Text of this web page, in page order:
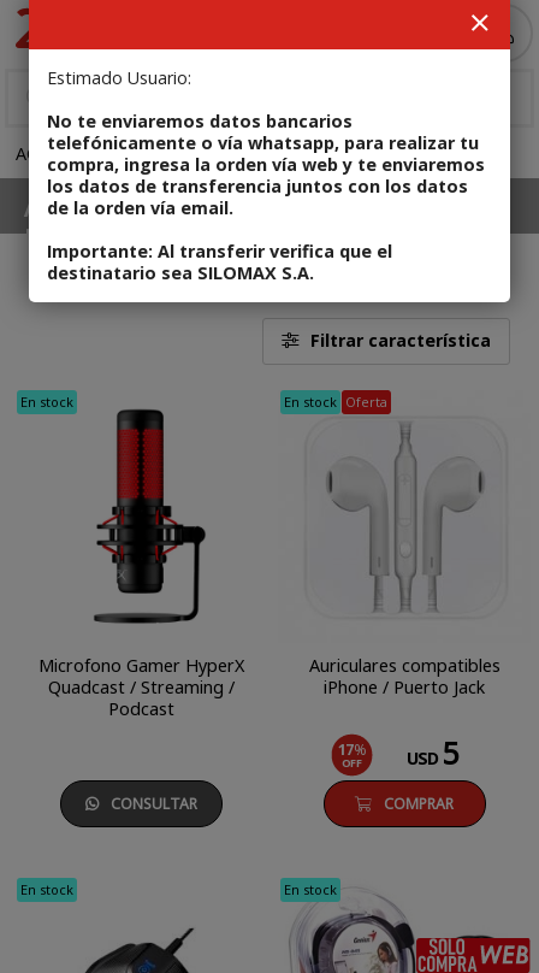
Estimado Usuario:
No te enviaremos datos bancarios
telefónicamente o vía whatsapp, para realizar tu
compra, ingresa la orden vía web y te enviaremos
los datos de transferencia juntos con los datos
de la orden vía email.
Importante: Al transferir verifica que el
destinatario sea SILOMAX S.A.
ACCESORIOS Parlantes, auriculares y micrófonos
ACCESORIOS
Parlantes, auriculares y micrófonos
Parlantes para PC, Kit de parlantes 2.1 y 5.1, placas de
sonido, vinchas, microfonos
23
Filtrar característica
En stock
Microfono Gamer HyperX
Quadcast / Streaming /
Podcast
CONSULTAR
En stock Oferta
Auriculares compatibles
iPhone / Puerto Jack
17%
OFF USD 5
COMPRAR
En stock En stock